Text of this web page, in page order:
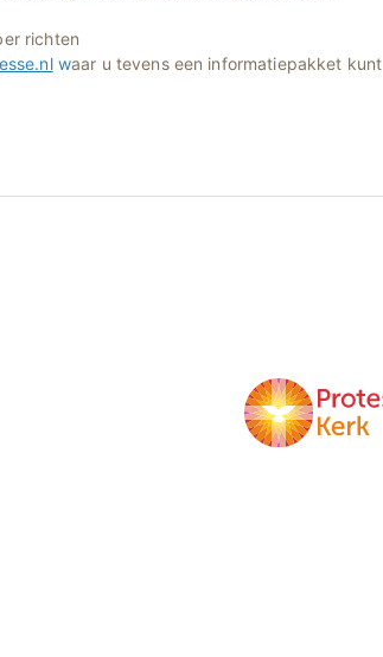
richten
waar u tevens een informatiepakket kunt